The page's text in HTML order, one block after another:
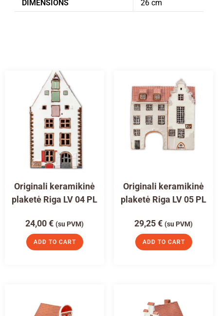
DIMENSIONS 26 cm
Originali keramikinė
plaketė Riga LV 04 PL
24,00€ (su PVM)
ADD TO CART
Originali keramikinė
plaketė Riga LV 05 PL
29,25€ (su PVM)
ADD TO CART